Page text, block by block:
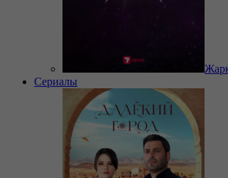
Сериалы